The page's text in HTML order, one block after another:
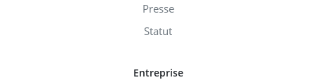
Presse
Statut
Entreprise